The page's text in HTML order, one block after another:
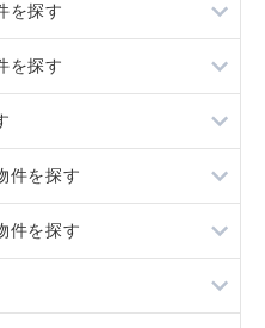
を探す
を探す
件を探す
件を探す